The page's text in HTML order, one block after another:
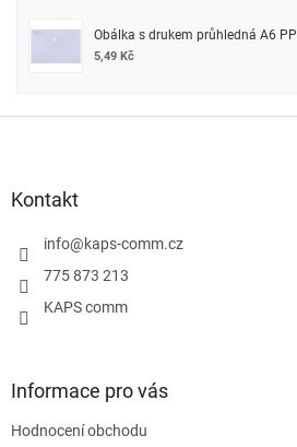
Obálka s drukem průhledná A6 PP
5,49 Kč
Kontakt
info@kaps-comm.cz
775 873 213
KAPS comm
Informace pro vás
Hodnocení obchodu